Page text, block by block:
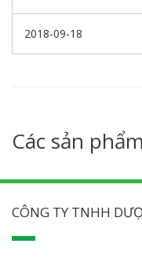
Tuy nhiên, bạn cần
kéo dài, cơn ho là
2018-09-18
Các sản
CÔNG TY TNHH